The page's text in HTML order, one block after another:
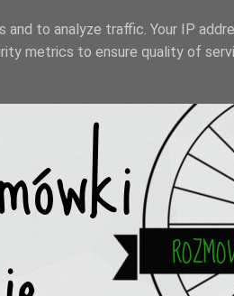
to analyze traffic. Your IP
metrics to ensure quality of